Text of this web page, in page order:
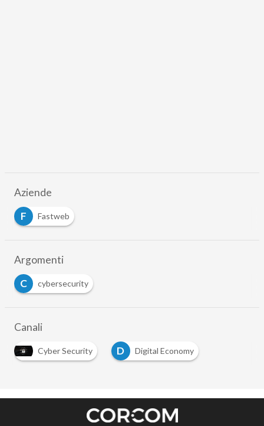
Aziende
F
Fastweb
Argomenti
C
cybersecurity
Canali
Cyber Security D Digital Economy